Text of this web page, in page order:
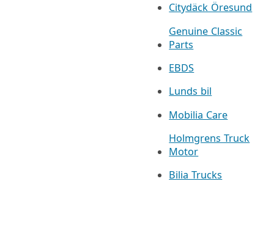
Citydäck Öresund
Genuine Classic
Parts
EBDS
Lunds bil
Mobilia Care
Holmgrens Truck
Motor
Bilia Trucks